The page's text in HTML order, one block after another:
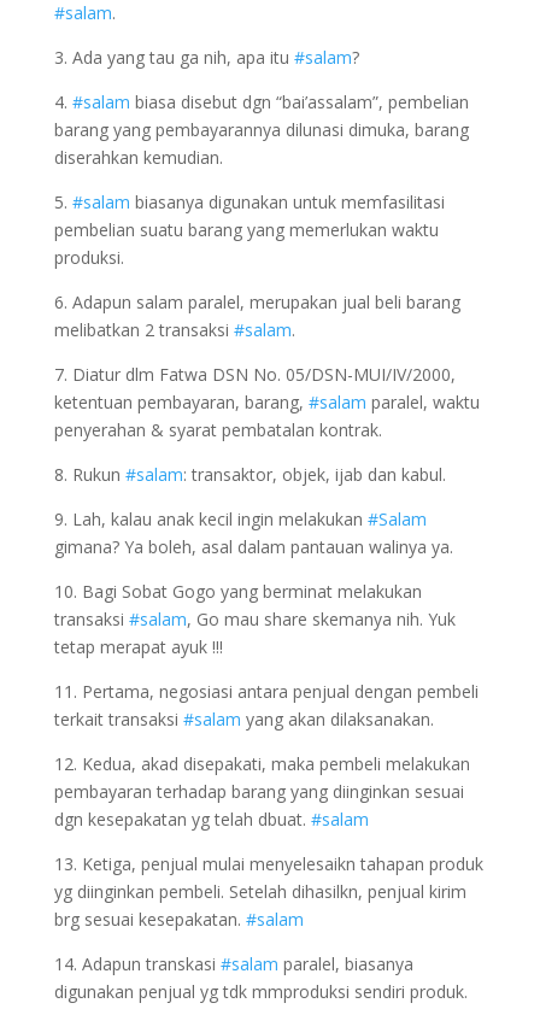
#salam.
3. Ada yang tau ga nih, apa itu #salam?
4. #salam biasa disebut dgn “bai’assalam”, pembelian
barang yang pembayarannya dilunasi dimuka, barang
diserahkan kemudian.
5. #salam biasanya digunakan untuk memfasilitasi
pembelian suatu barang yang memerlukan waktu
produksi.
6. Adapun salam paralel, merupakan jual beli barang
melibatkan 2 transaksi #salam.
7. Diatur dlm Fatwa DSN No. 05/DSN-MUI/IV/2000,
ketentuan pembayaran, barang, #salam paralel, waktu
penyerahan & syarat pembatalan kontrak.
8. Rukun #salam: transaktor, objek, ijab dan kabul.
9. Lah, kalau anak kecil ingin melakukan #Salam
gimana? Ya boleh, asal dalam pantauan walinya ya.
10. Bagi Sobat Gogo yang berminat melakukan
transaksi #salam, Go mau share skemanya nih. Yuk
tetap merapat ayuk !!!
11. Pertama, negosiasi antara penjual dengan pembeli
terkait transaksi #salam yang akan dilaksanakan.
12. Kedua, akad disepakati, maka pembeli melakukan
pembayaran terhadap barang yang diinginkan sesuai
dgn kesepakatan yg telah dbuat. #salam
13. Ketiga, penjual mulai menyelesaikn tahapan produk
yg diinginkan pembeli. Setelah dihasilkn, penjual kirim
brg sesuai kesepakatan. #salam
14. Adapun transkasi #salam paralel, biasanya
digunakan penjual yg tdk mmproduksi sendiri produk.